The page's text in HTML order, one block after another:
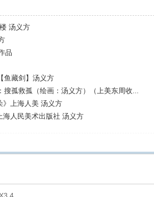
汤义方
品
鱼藏剑】汤义方
搜孤救孤（绘画：汤义方）（上美东周收...
》上海人美 汤义方
海人民美术出版社 汤义方